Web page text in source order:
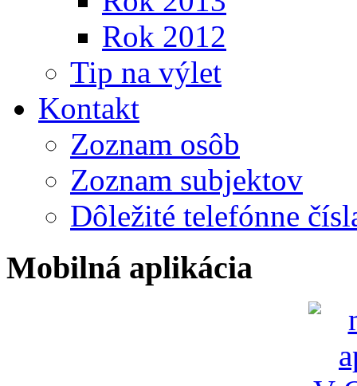
Rok 2012
Tip na výlet
Kontakt
Zoznam osôb
Zoznam subjektov
Dôležité telefónne
Mobilná aplikácia